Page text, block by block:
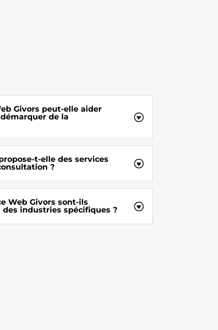
Givors peut-elle aider
de la
t-elle des services
?
Web Givors sont-ils
industries spécifiques ?